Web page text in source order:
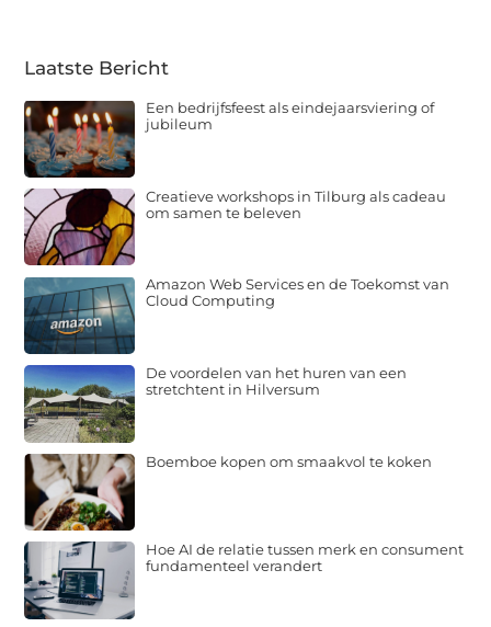
Laatste Bericht
Een bedrijfsfeest als eindejaarsviering of
jubileum
Creatieve workshops in Tilburg als cadeau
om samen te beleven
Amazon Web Services en de Toekomst van
Cloud Computing
De voordelen van het huren van een
stretchtent in Hilversum
Boemboe kopen om smaakvol te koken
Hoe AI de relatie tussen merk en consument
fundamenteel verandert